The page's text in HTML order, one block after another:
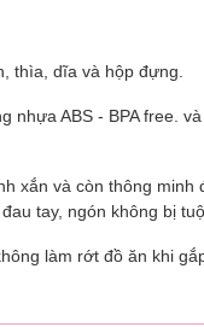
thìa, dĩa và hộp đựng.
nhựa ABS - BPA free.
xắn và còn thông minh
tay, ngón không bị
làm rớt đồ ăn khi